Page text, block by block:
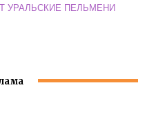
УРАЛЬСКИЕ ПЕЛЬМЕНИ